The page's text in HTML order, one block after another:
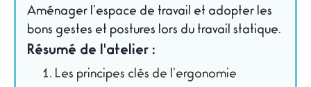
Aménager l’espace de travail et adopter les
bons gestes et postures lors du travail statique.
Résumé de l'atelier :
Les principes clés de l’ergonomie